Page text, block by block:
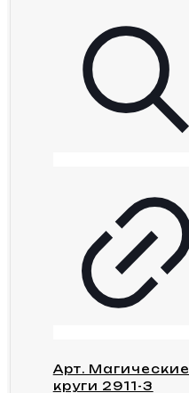
Арт. Магические
круги 2911-3